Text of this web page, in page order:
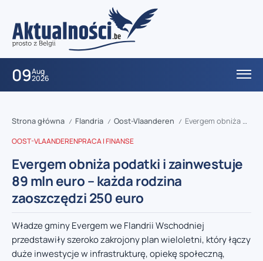
09Aug
2026
Strona główna / Flandria / Oost-Vlaanderen / Evergem obniża podatki i zainwestuje 89 mln euro – każda rodzina zaoszczędzi 250 euro
OOST-VLAANDERENPRACA I FINANSE
Evergem obniża podatki i zainwestuje
89 mln euro – każda rodzina
zaoszczędzi 250 euro
Władze gminy Evergem we Flandrii Wschodniej
przedstawiły szeroko zakrojony plan wieloletni, który łączy
duże inwestycje w infrastrukturę, opiekę społeczną,